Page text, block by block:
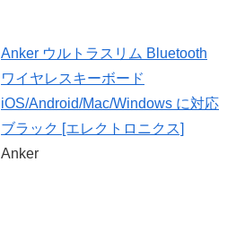
Anker ウルトラスリム Bluetooth
ワイヤレスキーボード
iOS/Android/Mac/Windows に対応
ブラック [エレクトロニクス]
Anker